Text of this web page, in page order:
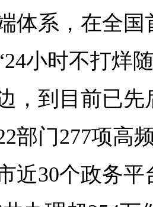
体系，在全国
小时不打烊
，到目前已
部门277项高
近30个政务平